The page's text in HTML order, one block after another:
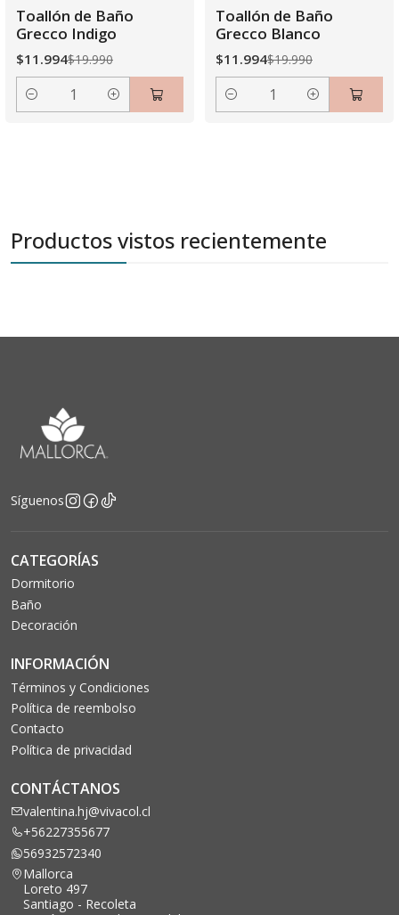
Toallón de Baño
Grecco Indigo
$11.994$19.990
Cantidad
Toallón de Baño
Grecco Blanco
$11.994$19.990
Cantidad
Productos vistos recientemente
Síguenos
CATEGORÍAS
Dormitorio
Baño
Decoración
INFORMACIÓN
Términos y Condiciones
Política de reembolso
Contacto
Política de privacidad
CONTÁCTANOS
valentina.hj@vivacol.cl
+56227355677
56932572340
Mallorca
Loreto 497
Santiago - Recoleta